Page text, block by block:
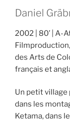
Daniel
2002 80’
A-
des Arts de
français et
Un petit village
dans les
Ketama, dans